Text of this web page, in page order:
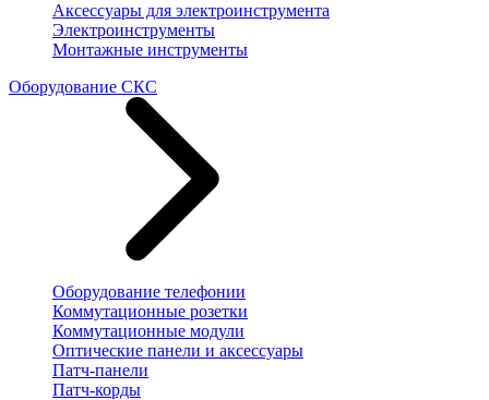
Аксессуары для электроинструмента
Электроинструменты
Монтажные инструменты
Оборудование СКС
Оборудование телефонии
Коммутационные розетки
Коммутационные модули
Оптические панели и аксессуары
Патч-панели
Патч-корды